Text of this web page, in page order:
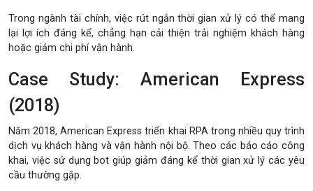
Trong ngành tài chính, việc rút ngắn thời gian xử lý có thể mang
lại lợi ích đáng kể, chẳng hạn cải thiện trải nghiệm khách hàng
hoặc giảm chi phí vận hành.
Case Study: American Express
(2018)
Năm 2018,American Express triển khai RPA trong nhiều quy trình
dịch vụ khách hàng và vận hành nội bộ. Theo các báo cáo công
khai, việc sử dụng bot giúp giảm đáng kể thời gian xử lý các yêu
cầu thường gặp.